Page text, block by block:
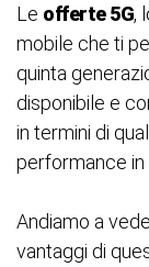
Le offerte 5G,
mobile che ti
quinta
disponibile e
in termini di
performance in
Andiamo a
vantaggi di